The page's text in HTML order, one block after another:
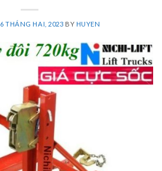
6 THÁNG HAI, 2023 BY HUYEN